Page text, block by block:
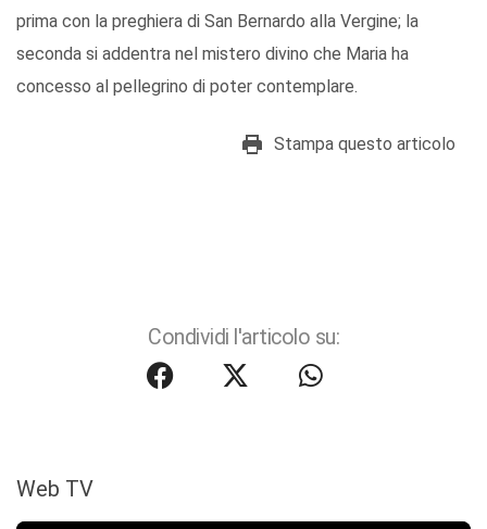
prima con la preghiera di San Bernardo alla Vergine; la
seconda si addentra nel mistero divino che Maria ha
concesso al pellegrino di poter contemplare.
Stampa questo articolo
Condividi l'articolo su:
Web TV